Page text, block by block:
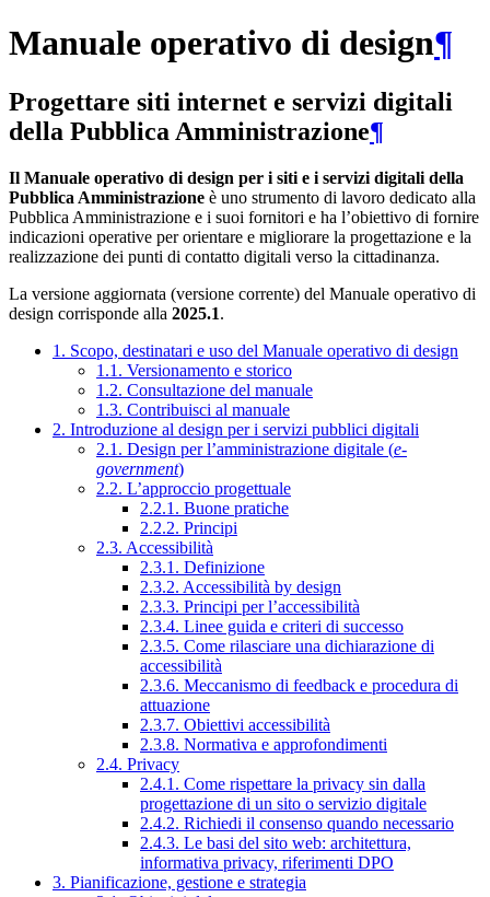
Manuale operativo di design¶
Progettare siti internet e servizi digitali
della Pubblica Amministrazione¶
Il Manuale operativo di design per i siti e i servizi digitali della
Pubblica Amministrazione è uno strumento di lavoro dedicato alla
Pubblica Amministrazione e i suoi fornitori e ha l’obiettivo di fornire
indicazioni operative per orientare e migliorare la progettazione e la
realizzazione dei punti di contatto digitali verso la cittadinanza.
La versione aggiornata (versione corrente) del Manuale operativo di
design corrisponde alla 2025.1.
1. Scopo, destinatari e uso del Manuale operativo di design
1.1. Versionamento e storico
1.2. Consultazione del manuale
1.3. Contribuisci al manuale
2. Introduzione al design per i servizi pubblici digitali
2.1. Design per l’amministrazione digitale (e-
government)
2.2. L’approccio progettuale
2.2.1. Buone pratiche
2.2.2. Principi
2.3. Accessibilità
2.3.1. Definizione
2.3.2. Accessibilità by design
2.3.3. Principi per l’accessibilità
2.3.4. Linee guida e criteri di successo
2.3.5. Come rilasciare una dichiarazione di
accessibilità
2.3.6. Meccanismo di feedback e procedura di
attuazione
2.3.7. Obiettivi accessibilità
2.3.8. Normativa e approfondimenti
2.4. Privacy
2.4.1. Come rispettare la privacy sin dalla
progettazione di un sito o servizio digitale
2.4.2. Richiedi il consenso quando necessario
2.4.3. Le basi del sito web: architettura,
informativa privacy, riferimenti DPO
3. Pianificazione, gestione e strategia